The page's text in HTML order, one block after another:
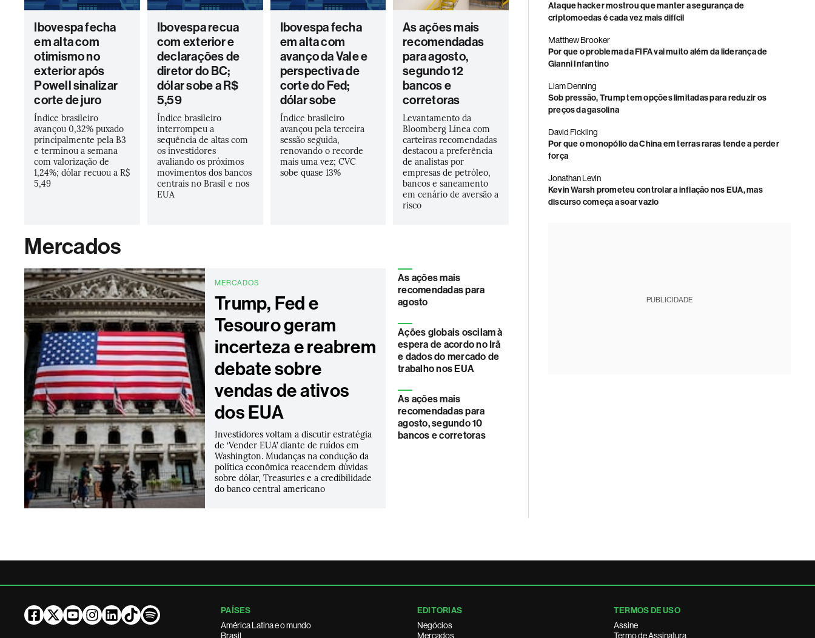
Ibovespa fecha
em alta com
otimismo no
exterior após
Powell sinalizar
corte de juro
Índice brasileiro
avançou 0,32% puxado
principalmente pela B3
e terminou a semana
com valorização de
1,24%; dólar recuou a R$
5,49
Ibovespa recua
com exterior e
declarações de
diretor do BC;
dólar sobe a R$
5,59
Índice brasileiro
interrompeu a
sequência de altas com
os investidores
avaliando os próximos
movimentos dos bancos
centrais no Brasil e nos
EUA
Ibovespa fecha
em alta com
avanço da Vale e
perspectiva de
corte do Fed;
dólar sobe
Índice brasileiro
avançou pela terceira
sessão seguida,
renovando o recorde
mais uma vez; CVC
sobe quase 13%
As ações mais
recomendadas
para agosto,
segundo 12
bancos e
corretoras
Levantamento da
Bloomberg Línea com
carteiras recomendadas
destacou a preferência
de analistas por
empresas de petróleo,
bancos e saneamento
em cenário de aversão a
risco
Mercados
MERCADOS
Trump, Fed e
Tesouro geram
incerteza e reabrem
debate sobre
vendas de ativos
dos EUA
Investidores voltam a discutir estratégia
de ‘Vender EUA’ diante de ruídos em
Washington. Mudanças na condução da
política econômica reacendem dúvidas
sobre dólar, Treasuries e a credibilidade
do banco central americano
As ações mais
recomendadas para
agosto
Ações globais oscilam à
espera de acordo no Irã
e dados do mercado de
trabalho nos EUA
As ações mais
recomendadas para
agosto, segundo 10
bancos e corretoras
Ataque hacker mostrou que manter a segurança de
criptomoedas é cada vez mais difícil
Matthew Brooker
Por que o problema da FIFA vai muito além da liderança de
Gianni Infantino
Liam Denning
Sob pressão, Trump tem opções limitadas para reduzir os
preços da gasolina
David Fickling
Por que o monopólio da China em terras raras tende a perder
força
Jonathan Levin
Kevin Warsh prometeu controlar a inflação nos EUA, mas
discurso começa a soar vazio
PUBLICIDADE
PAÍSES
América Latina e o mundo
Brasil
EDITORIAS
Negócios
Mercados
TERMOS DE USO
Assine
Termo de Assinatura